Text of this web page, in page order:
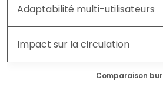
Comparaison
Adaptabilité multi-utilisateurs
Impact sur la circulation